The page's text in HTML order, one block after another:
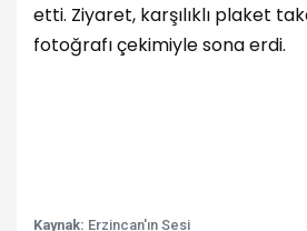
etti. Ziyaret, karşılıklı plaket
fotoğrafı çekimiyle sona erdi.
Kaynak: Erzincan'ın Sesi